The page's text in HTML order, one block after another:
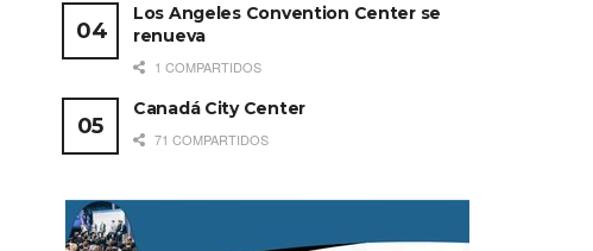
Los Angeles Convention Center se
renueva
1 COMPARTIDOS
Canadá City Center
71 COMPARTIDOS